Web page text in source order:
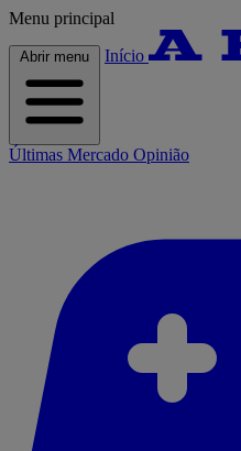
Menu principal
Abrir menu Início
Últimas Mercado Opinião